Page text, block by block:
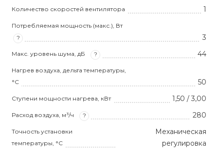
Количество скоростей вентилятора 1
Потребляемая мощность (макс.), Вт
?
3
Макс. уровень шума, дБ ? 44
Нагрев воздуха, дельта температуры,
°С
50
Ступени мощности нагрева, кВт 1,50 / 3,00
Расход воздуха, м³/ч ? 280
Точность установки
температуры, °С
Механическая
регулировка